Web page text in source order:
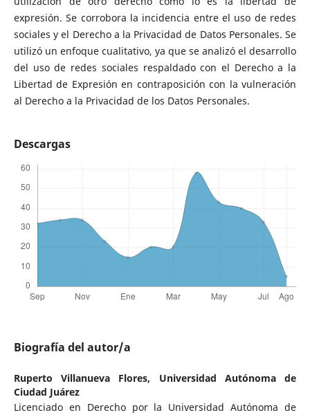
expresión. Se corrobora la incidencia entre el uso de redes
sociales y el Derecho a la Privacidad de Datos Personales. Se
utilizó un enfoque cualitativo, ya que se analizó el desarrollo
del uso de redes sociales respaldado con el Derecho a la
Libertad de Expresión en contraposición con la vulneración
al Derecho a la Privacidad de los Datos Personales.
Descargas
Biografía del autor/a
Ruperto Villanueva Flores, Universidad Autónoma de
Ciudad Juárez
Licenciado en Derecho por la Universidad Autónoma de